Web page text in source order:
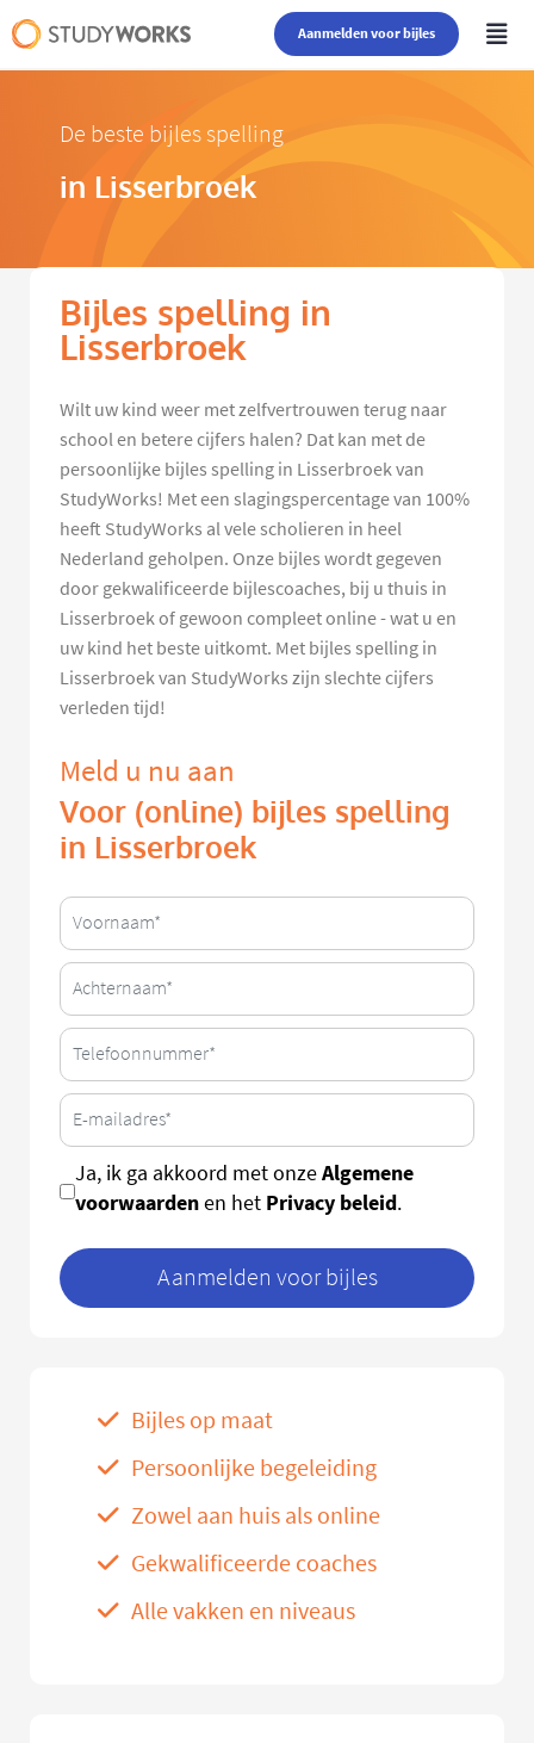
Aanmelden voor bijles
De beste bijles spelling
in Lisserbroek
Bijles spelling in
Lisserbroek
Wilt uw kind weer met zelfvertrouwen terug naar
school en betere cijfers halen? Dat kan met de
persoonlijke bijles spelling in Lisserbroek van
StudyWorks! Met een slagingspercentage van 100%
heeft StudyWorks al vele scholieren in heel
Nederland geholpen. Onze bijles wordt gegeven
door gekwalificeerde bijlescoaches, bij u thuis in
Lisserbroek of gewoon compleet online - wat u en
uw kind het beste uitkomt. Met bijles spelling in
Lisserbroek van StudyWorks zijn slechte cijfers
verleden tijd!
Meld u nu aan
Voor (online) bijles spelling
in Lisserbroek
Ja, ik ga akkoord met onzeAlgemene
voorwaardenen het Privacy beleid.
Aanmelden voor bijles
Bijles op maat
Persoonlijke begeleiding
Zowel aan huis als online
Gekwalificeerde coaches
Alle vakken en niveaus